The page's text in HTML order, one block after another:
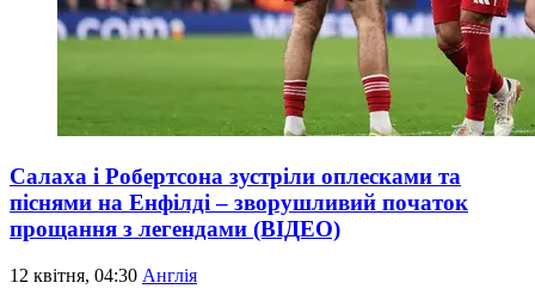
Салаха і Робертсона зустріли оплесками та
піснями на Енфілді – зворушливий початок
прощання з легендами (ВІДЕО)
12 квітня, 04:30 Англія